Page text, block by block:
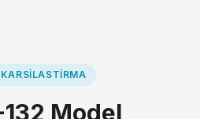
Model